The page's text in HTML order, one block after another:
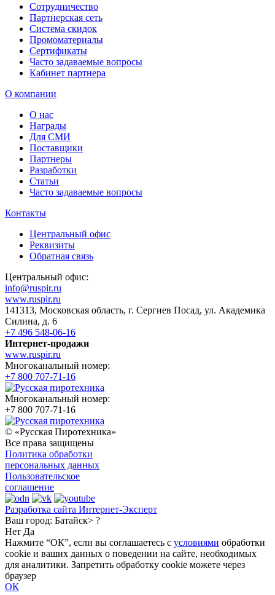
Сотрудничество
Партнерская сеть
Система скидок
Промоматериалы
Сертификаты
Часто задаваемые вопросы
Кабинет партнера
О компании
О нас
Награды
Для СМИ
Поставщики
Партнеры
Разработки
Статьи
Часто задаваемые вопросы
Контакты
Центральный офис
Реквизиты
Обратная связь
Центральный офис:
info@ruspir.ru
www.ruspir.ru
141313, Московская область, г. Сергиев Посад, ул. Академика
Силина, д. 6
+7 496 548-06-16
Интернет-продажи
www.ruspir.ru
Многоканальный номер:
+7 800 707-71-16
Многоканальный номер:
+7 800 707-71-16
© «Русская Пиротехника»
Все права защищены
Политика обработки
персональных данных
Пользовательское
соглашение
Разработка сайта Интернет-Эксперт
Ваш город: Батайск> ?
Нет Да
Нажмите “ОК”, если вы соглашаетесь с условиями обработки
cookie и ваших данных о поведении на сайте, необходимых
для аналитики. Запретить обработку cookie можете через
браузер
ОК